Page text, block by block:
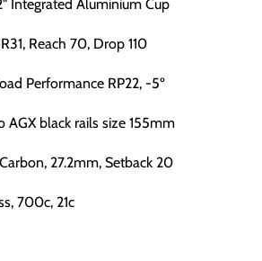
Integrated Aluminium Cup
Reach 70, Drop 110
Performance RP22, -5º
AGX black rails size 155mm
27.2mm, Setback 20
700c, 21c